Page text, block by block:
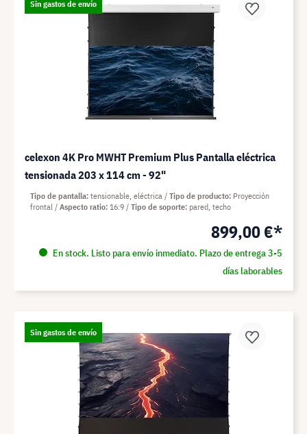
Sin gastos de envío
celexon 4K Pro MWHT Premium Plus Pantalla eléctrica
tensionada 203 x 114 cm - 92"
899,00 €*
En stock. Listo para envío inmediato. Plazo de entrega 3-5
días laborables
Tipo de pantalla tensionable, eléctrica Tipo de producto Proyección
frontal
Aspecto ratio 16:9 Tipo de soporte pared, techo
Sin gastos de envío